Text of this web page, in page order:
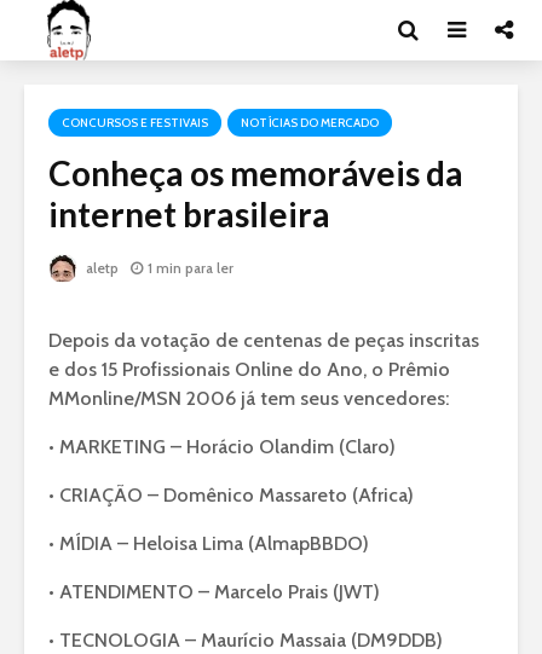
CONCURSOS E FESTIVAIS NOTÍCIAS DO MERCADO
Conheça os memoráveis da
internet brasileira
aletp 1 min para ler
Depois da votação de centenas de peças inscritas
e dos 15 Profissionais Online do Ano, o Prêmio
MMonline/MSN 2006 já tem seus vencedores:
• MARKETING – Horácio Olandim (Claro)
• CRIAÇÃO – Domênico Massareto (Africa)
• MÍDIA – Heloisa Lima (AlmapBBDO)
• ATENDIMENTO – Marcelo Prais (JWT)
• TECNOLOGIA – Maurício Massaia (DM9DDB)